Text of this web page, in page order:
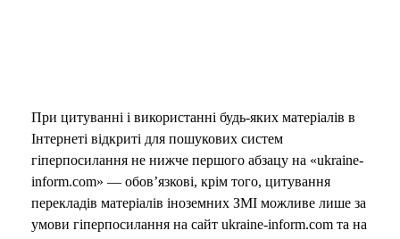
При цитуванні і використанні будь-яких матеріалів в
Інтернеті відкриті для пошукових систем
гіперпосилання не нижче першого абзацу на «ukraine-
inform.com» — обов’язкові, крім того, цитування
перекладів матеріалів іноземних ЗМІ можливе лише за
умови гіперпосилання на сайт ukraine-inform.com та на